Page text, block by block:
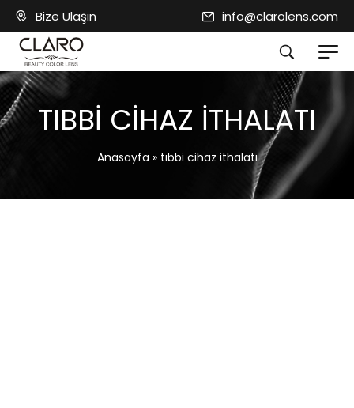
Bize Ulaşın info@clarolens.com
TIBBI CIHAZ ITHALATI
Anasayfa » tıbbi cihaz ithalatı